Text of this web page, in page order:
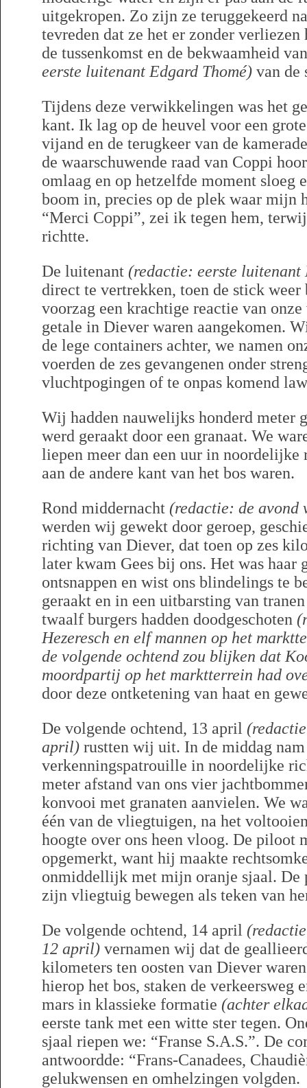
uitgekropen. Zo zijn ze teruggekeerd
tevreden dat ze het er zonder
de tussenkomst en de bekwaamheid
eerste luitenant Edgard Thomé) van de
Tijdens deze verwikkelingen was het
kant. Ik lag op de heuvel voor een
vijand en de terugkeer van de
de waarschuwende raad van Coppi
omlaag en op hetzelfde moment sloeg
boom in, precies op de plek waar mijn
“Merci Coppi”, zei ik tegen hem,
richtte.
De luitenant (redactie: eerste luitenant
direct te vertrekken, toen de stick
voorzag een krachtige reactie van
getale in Diever waren aangekomen.
de lege containers achter, we namen
voerden de zes gevangenen onder
vluchtpogingen of te onpas komend
Wij hadden nauwelijks honderd meter
werd geraakt door een granaat. We
liepen meer dan een uur in
aan de andere kant van het bos waren.
Rond middernacht (redactie: de avond
werden wij gewekt door geroep,
richting van Diever, dat toen op zes
later kwam Gees bij ons. Het was haar
ontsnappen en wist ons blindelings te
geraakt en in een uitbarsting van
twaalf burgers hadden doodgeschoten
Hezeresch en elf mannen op het
de volgende ochtend zou blijken dat
moordpartij op het marktterrein had
door deze ontketening van haat en
De volgende ochtend, 13 april
april) rustten wij uit. In de middag
verkenningspatrouille in noordelijke
meter afstand van ons vier
konvooi met granaten aanvielen. We
één van de vliegtuigen, na het
hoogte over ons heen vloog. De piloot
opgemerkt, want hij maakte
onmiddellijk met mijn oranje sjaal. De
zijn vliegtuig bewegen als teken van
De volgende ochtend, 14 april
12 april) vernamen wij dat de
kilometers ten oosten van Diever
hierop het bos, staken de verkeersweg
mars in klassieke formatie (achter
eerste tank met een witte ster tegen.
sjaal riepen we: “Franse S.A.S.”. De
antwoordde: “Frans-Canadees,
gelukwensen en omhelzingen volgden.